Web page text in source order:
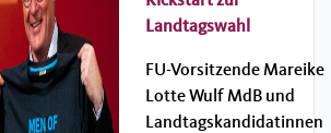
Landtagswahl
FU-Vorsitzende Mareike
Lotte Wulf MdB und
Landtagskandidatinnen